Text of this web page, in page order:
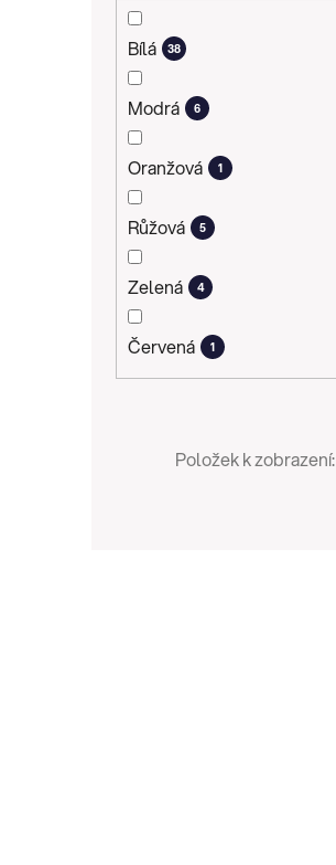
Bílá 38
Modrá 6
Oranžová 1
Růžová 5
Zelená 4
Červená 1
Položek k zobrazení: